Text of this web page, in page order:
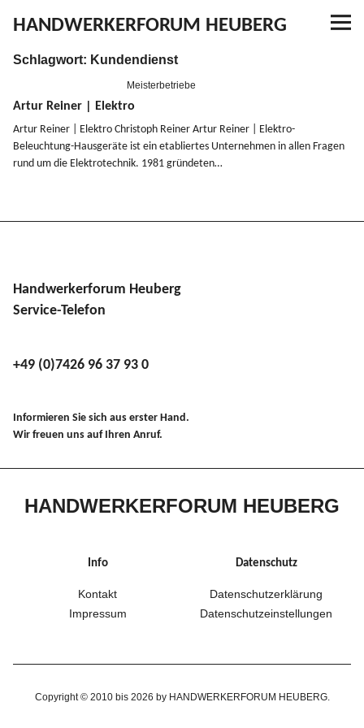
HANDWERKERFORUM HEUBERG
Referenzen
Ausbildung
Aktuelles
Schlagwort: Kundendienst
Meisterbetriebe
Artur Reiner | Elektro
Artur Reiner | Elektro Christoph Reiner Artur Reiner | Elektro-
Beleuchtung-Hausgeräte ist ein etabliertes Unter­nehmen in allen Fragen
rund um die Elektro­technik. 1981 gründeten…
Handwerkerforum Heuberg
Service-Telefon
+49 (0)7426 96 37 93 0
Informieren Sie sich aus erster Hand.
Wir freuen uns auf Ihren Anruf.
HANDWERKERFORUM HEUBERG
Info
Kontakt
Impressum
Datenschutz
Datenschutzerklärung
Datenschutzeinstellungen
Copyright © 2010 bis 2026 by HANDWERKERFORUM HEUBERG